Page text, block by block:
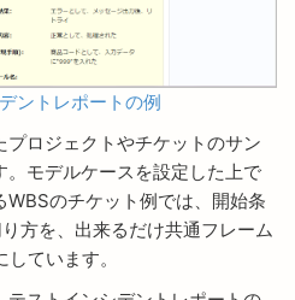
ントレポートの例
ロジェクトやチケットのサン
モデルケースを設定した上で
のチケット例では、開始条
方を、出来るだけ共通フレーム
ています。